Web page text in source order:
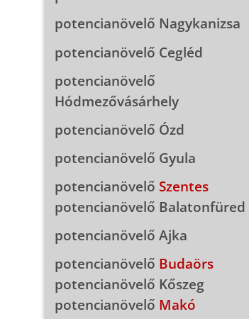
potencianövelő Nagykanizsa
potencianövelő Cegléd
potencianövelő
Hódmezővásárhely
potencianövelő Ózd
potencianövelő Gyula
potencianövelő Szentes
potencianövelő Balatonfüred
potencianövelő Ajka
potencianövelő Budaörs
potencianövelő Kőszeg
potencianövelő Makó